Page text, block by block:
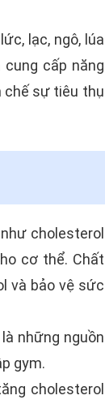
lạc, ngô, lúa
cấp năng
chế sự tiêu thụ
cholesterol
cơ thể. Chất
và bảo vệ sức
những nguồn
gym.
cholesterol